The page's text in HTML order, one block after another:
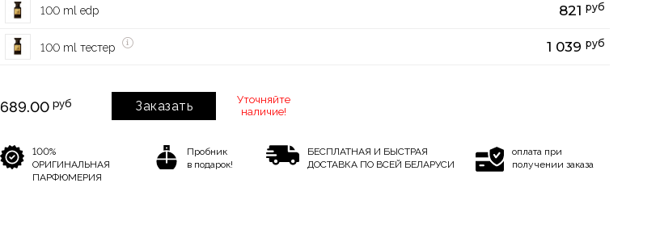
100 ml edp 821 руб
100 ml тестер 1 039 руб
689.00 руб Заказать
Уточняйте
наличие!
100%
ОРИГИНАЛЬНАЯ
ПАРФЮМЕРИЯ
Пробник
в подарок!
БЕСПЛАТНАЯ И БЫСТРАЯ
ДОСТАВКА ПО ВСЕЙ БЕЛАРУСИ
оплата при
получении заказа